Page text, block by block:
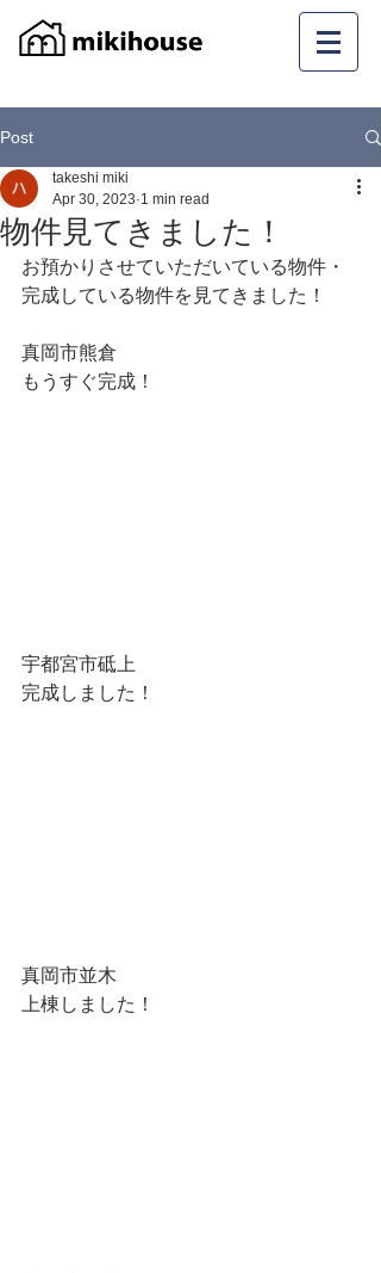
Post
物件見てきました！
takeshi miki
Apr 30, 2023 1 min read
お預かりさせていただいている物件・
完成している物件を見てきました！
真岡市熊倉
もうすぐ完成！
宇都宮市砥上
完成しました！
真岡市並木
上棟しました！